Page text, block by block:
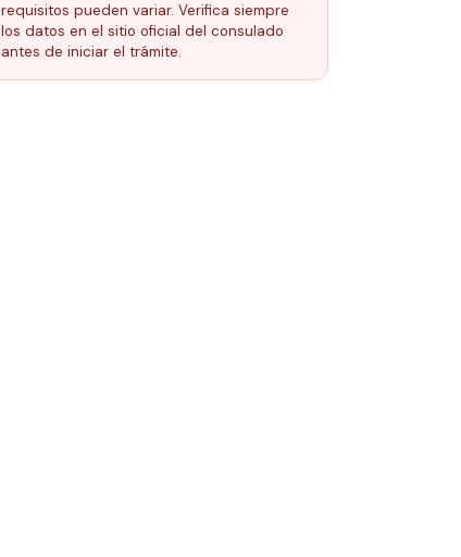
requisitos pueden variar. Verifica siempre
los datos en el sitio oficial del consulado
antes de iniciar el trámite.